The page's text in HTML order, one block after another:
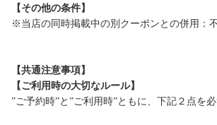
【その他の条件】
※当店の同時掲載中の別クーポンとの併用：
【共通注意事項】
【ご利用時の大切なルール】
”ご予約時”と”ご利用時”ともに、下記２点を